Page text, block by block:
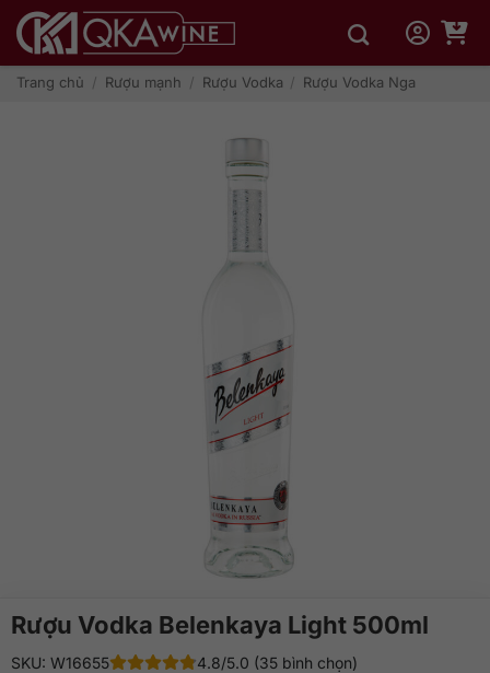
qua
dungTrang chủ / Rượu mạnh / Rượu Vodka / Rượu Vodka Nga
Rượu Vodka Belenkaya Light 500ml
SKU: W16655
4.8/5.0 (35 bình chọn)